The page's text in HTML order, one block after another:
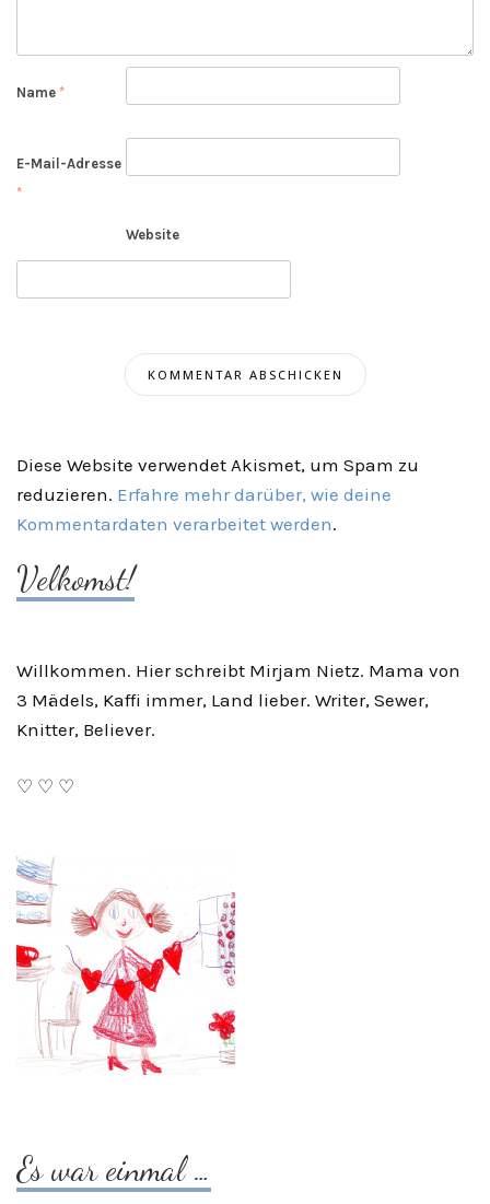
Name *
E-Mail-Adresse
*
Website
Diese Website verwendet Akismet, um Spam zu
reduzieren. Erfahre mehr darüber, wie deine
Kommentardaten verarbeitet werden.
Velkomst!
Willkommen. Hier schreibt Mirjam Nietz. Mama von
3 Mädels, Kaffi immer, Land lieber. Writer, Sewer,
Knitter, Believer.
♡ ♡ ♡
Es war einmal …